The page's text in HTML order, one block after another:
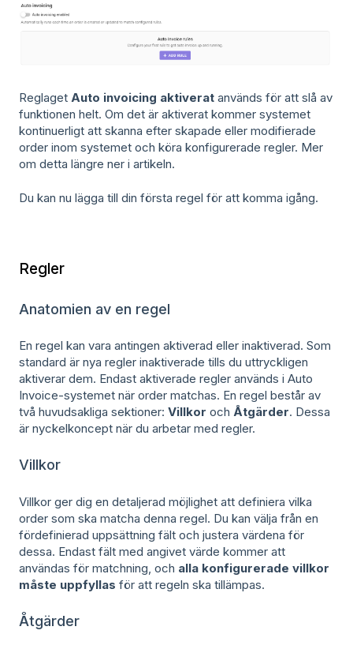
Reglaget Auto invoicing aktiverat används för att slå av
funktionen helt. Om det är aktiverat kommer systemet
kontinuerligt att skanna efter skapade eller modifierade
order inom systemet och köra konfigurerade regler. Mer
om detta längre ner i artikeln.
Du kan nu lägga till din första regel för att komma igång.
Regler
Anatomien av en regel
En regel kan vara antingen aktiverad eller inaktiverad. Som
standard är nya regler inaktiverade tills du uttryckligen
aktiverar dem. Endast aktiverade regler används i Auto
Invoice-systemet när order matchas. En regel består av
två huvudsakliga sektioner: Villkor och Åtgärder. Dessa
är nyckelkoncept när du arbetar med regler.
Villkor
Villkor ger dig en detaljerad möjlighet att definiera vilka
order som ska matcha denna regel. Du kan välja från en
fördefinierad uppsättning fält och justera värdena för
dessa. Endast fält med angivet värde kommer att
användas för matchning, och alla konfigurerade villkor
måste uppfyllas för att regeln ska tillämpas.
Åtgärder